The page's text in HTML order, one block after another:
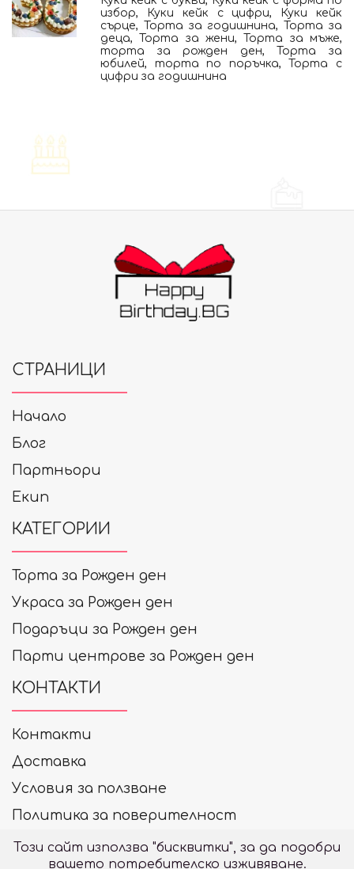
избор, Куки кейк с цифри, Куки кейк
сърце, Торта за годишнина, Торта за
деца, Торта за жени, Торта за мъже,
торта за рожден ден, Торта за
юбилей, торта по поръчка, Торта с
цифри за годишнина
СТРАНИЦИ
Начало
Блог
Партньори
Екип
КАТЕГОРИИ
Торта за Рожден ден
Украса за Рожден ден
Подаръци за Рожден ден
Парти центрове за Рожден ден
КОНТАКТИ
Контакти
Доставка
Условия за ползване
Политика за поверителност
+359 878 33 99 20
Този сайт използва "бисквитки", за да подобри
вашето потребителско изживяване.